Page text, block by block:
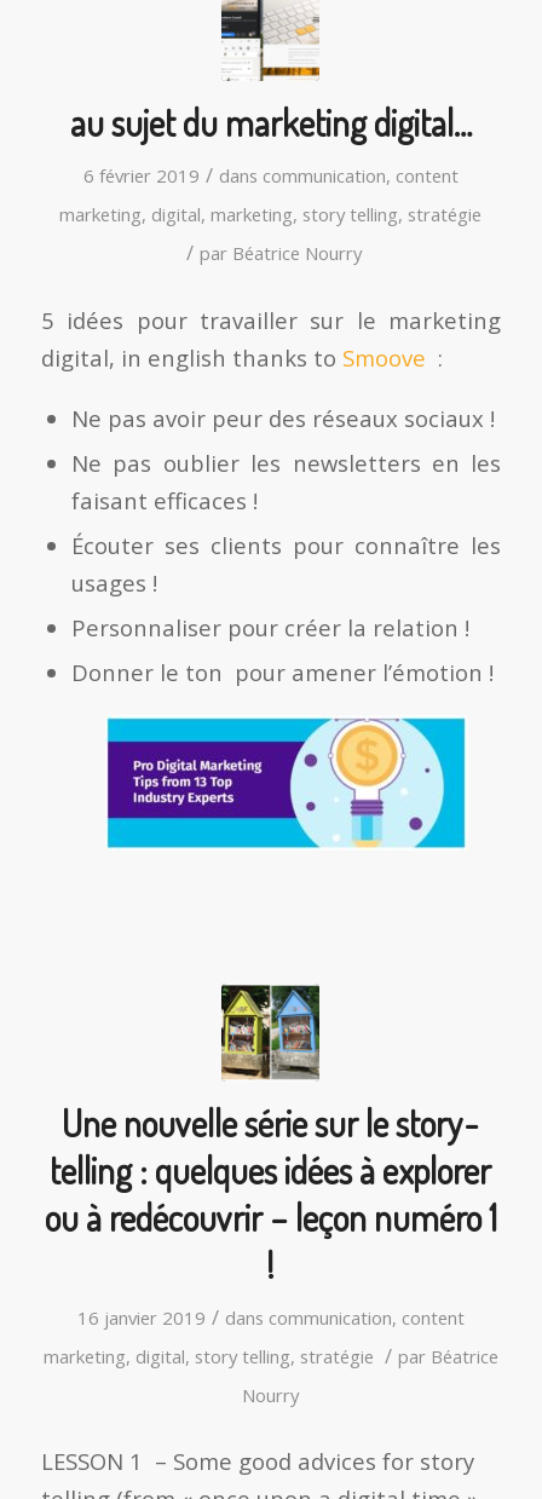
au sujet du marketing digital…
6 février 2019 / dans communication, content
marketing, digital,marketing, story telling, stratégie
/ par Béatrice Nourry
5 idées pour travailler sur le marketing
digital, in english thanks to Smoove :
Ne pas avoir peur des réseaux sociaux !
Ne pas oublier les newsletters en les
faisant efficaces !
Écouter ses clients pour connaître les
usages !
Personnaliser pour créer la relation !
Donner le ton pour amener l’émotion !
Une nouvelle série sur le story-
telling : quelques idées à explorer
ou à redécouvrir – leçon numéro 1
!
16 janvier 2019 / dans communication, content
marketing, digital, story telling, stratégie / par Béatrice
Nourry
LESSON 1 – Some good advices for story